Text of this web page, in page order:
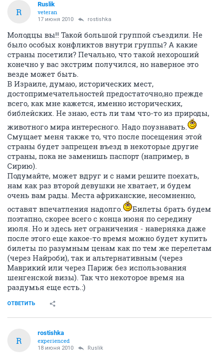
R
Ruslik
veteran
17 июня 2010 rostishka
Молодцы вы!! Такой большой группой съездили. Не
было особых конфликтов внутри группы? А какие
страны посетили? Печально, что такой нехороший
конечно у вас экстрим получился, но наверное это
везде может быть.
В Израиле, думаю, исторических мест,
достопримечательностей предостаточно,но прежде
всего, как мне кажется, именно исторических,
библейских. Не знаю, есть ли там что-то из природы,
животного мира интересного. Надо поузнавать.
Смущает меня также то, что после посещения этой
страны будет запрещен въезд в некоторые другие
страны, пока не заменишь паспорт (например, в
Сирию).
Подумайте, может вдруг и с нами решите поехать,
нам как раз второй девушки не хватает, и будем
очень вам рады. Места африканские, несомненно,
оставят впечатления надолго.
Билеты брать будем
поэтапно, скорее всего с конца июня по середину
июля. Но и здесь нет ограничения - наверняка даже
после этого еще какое-то время можно будет купить
билеты по разумным ценам как по тем же перелетам
(через Найроби), так и альтернативным (через
Маврикий или через Париж без использования
шенгенской визы). Так что некоторое время на
раздумья еще есть.:)
ОТВЕТИТЬ
R
rostishka
experienced
18 июня 2010 Ruslik